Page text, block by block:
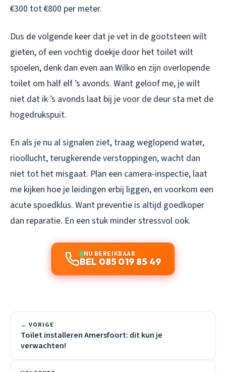
€300 tot €800 per meter.
Dus de volgende keer dat je vet in de gootsteen wilt
gieten, of een vochtig doekje door het toilet wilt
spoelen, denk dan even aan Wilko en zijn overlopende
toilet om half elf ’s avonds. Want geloof me, je wilt
niet dat ik ’s avonds laat bij je voor de deur sta met de
hogedrukspuit.
En als je nu al signalen ziet, traag weglopend water,
rioollucht, terugkerende verstoppingen, wacht dan
niet tot het misgaat. Plan een camera-inspectie, laat
me kijken hoe je leidingen erbij liggen, en voorkom een
acute spoedklus. Want preventie is altijd goedkoper
dan reparatie. En een stuk minder stressvol ook.
NU BEREIKBAAR
BEL 085 019 85 49
← VORIGE
Toilet installeren Amersfoort: dit kun je
verwachten!